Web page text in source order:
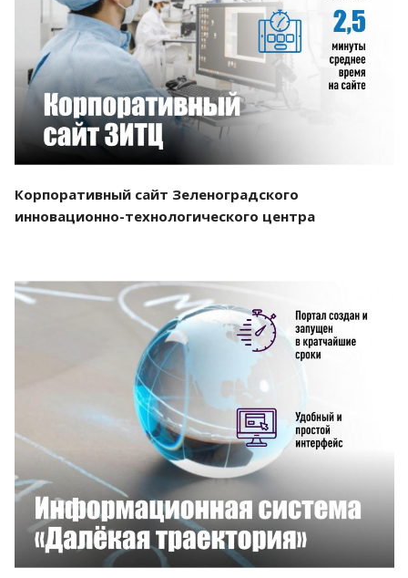
Смотреть проект
Корпоративный сайт Зеленоградского
инновационно-технологического центра
Смотреть проект